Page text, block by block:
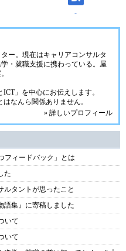
-
ー。現在はキャリアコンサルタ
・就職支援に携わっている。屋
」を中心にお伝えします。
なんら関係ありません。
» 詳しいプロフィール
フィードバック」とは
た
ルタントが思ったこと
語集』に寄稿しました
いて
いて